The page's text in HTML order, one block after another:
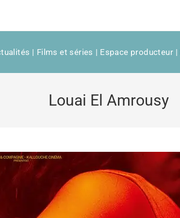
Films et séries Espace producteur
Louai El Amrousy